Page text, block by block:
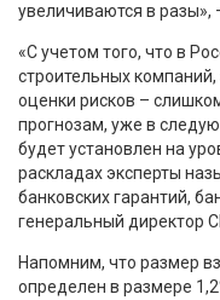
увеличиваются в разы»,
«С учетом того, что в
строительных
оценки рисков –
прогнозам, уже в
будет установлен на
раскладах эксперты
банковских гарантий,
генеральный директор
Напомним, что размер
определен в размере